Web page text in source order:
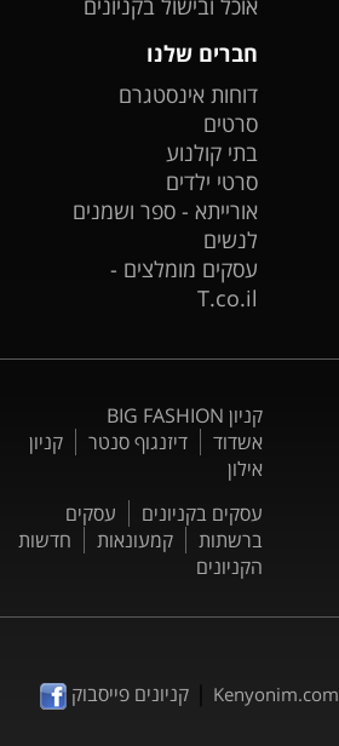
אוכל ובישול בקניונים
חברים שלנו
דוחות אינסטגרם
סרטים
בתי קולנוע
סרטי ילדים
אורייתא - ספר ושמנים
לנשים
עסקים מומלצים -
T.co.il
קניון BIG FASHION
אשדוד
דיזנגוף סנטר
קניון
אילון
עסקים בקניונים
עסקים
ברשתות
קמעונאות
חדשות
הקניונים
Kenyonim.com
|קניונים פייסבוק